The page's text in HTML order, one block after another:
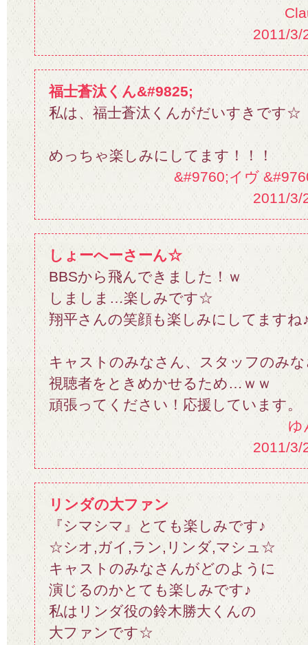
2011/3/
福士蒼汰くん&#9825;
私は、福士蒼汰くんがだいすきです☆
めっちゃ楽しみにしてます！！！
&#9760;イヴ
2011/3/
しょーへーさーん☆
BBSから飛んできました！ｗ
しましま…楽しみです☆
翔平さんの笑顔も楽しみにしてますね
キャストのみなさん、スタッフのみ
視聴者をときめかせるため…ｗｗ
頑張ってください！応援しています。
ゆ
2011/3/
リンダの大ファン
『シマシマ』とても楽しみです♪
☆シオ,ガイ,ラン,リンダ,マシュ☆
キャストのみなさんがどのように
演じるのかとても楽しみです♪
私はリンダ役の鈴木勝大くんの
大ファンです☆